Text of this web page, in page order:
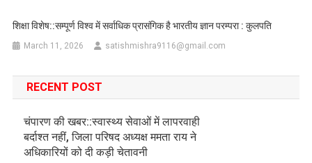
शिक्षा विशेष::सम्पूर्ण विश्व में सर्वाधिक प्रासंगिक है भारतीय ज्ञान परम्परा : कुलपति
March 11, 2026 satishmishra9116@gmail.com
RECENT POST
चंपारण की खबर::स्वास्थ्य सेवाओं में लापरवाही
बर्दाश्त नहीं, जिला परिषद अध्यक्ष ममता राय ने
अधिकारियों को दी कड़ी चेतावनी